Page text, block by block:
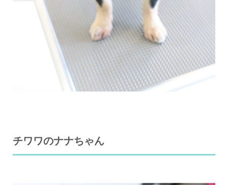
チワワのナナちゃん